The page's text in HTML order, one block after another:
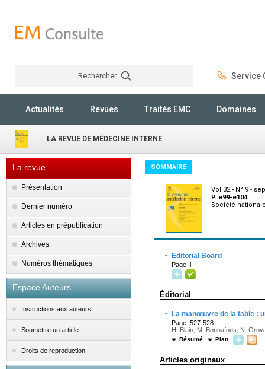
Rechercher Service
Actualités Revues Traités EMC Domaines
LA REVUE DE MÉDECINE INTERNE
La revue
Présentation
Dernier numéro
Articles en prépublication
Archives
Numéros thématiques
Espace Auteurs
Instructions aux auteurs
Soumettre un article
Droits de reproduction
SOMMAIRE
Vol 32 - N° 9 -
P. e99-e104
Société
· Editorial Board
Page :i
Éditorial
· La manœuvre de la table :
Page :527-528
H. Blain, M. Bonnafous, N.
Résumé Plan
Articles originaux